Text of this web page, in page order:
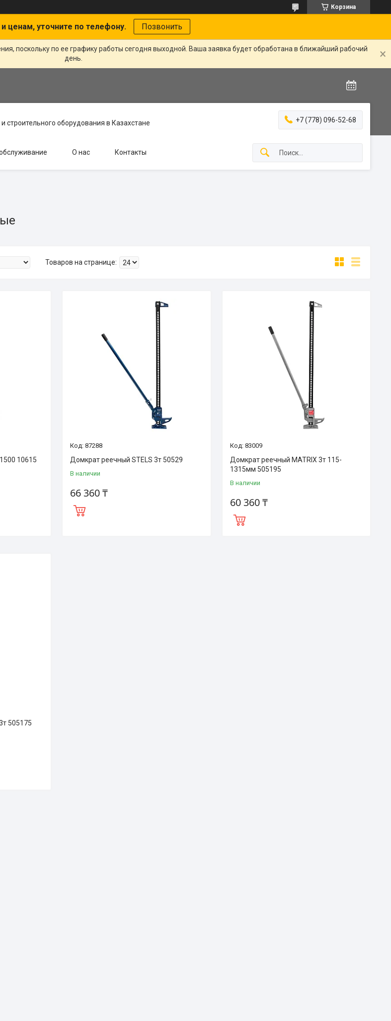
Корзина
ценам, уточните по телефону. Позвонить
поскольку по ее графику работы сегодня выходной. Ваша заявка будет обработана в ближайший рабочий
день.
строительного оборудования в Казахстане +7 (778) 096-52-68
О нас Контакты
10615
87288
Домкрат реечный STELS 3т 50529
В наличии
66 360 ₸
83009
Домкрат реечный MATRIX 3т 115-
1315мм 505195
В наличии
60 360 ₸
505175